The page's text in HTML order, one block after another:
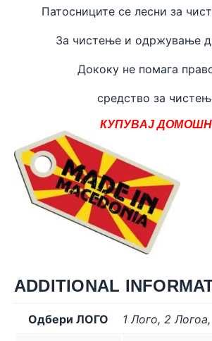
Патосниците се лесни за
За чистење и одржување
Дококу не помага
средство за
КУПУВАЈ
ADDITIONAL
Одбери ЛОГО 1 Лого, 2 Логоa,